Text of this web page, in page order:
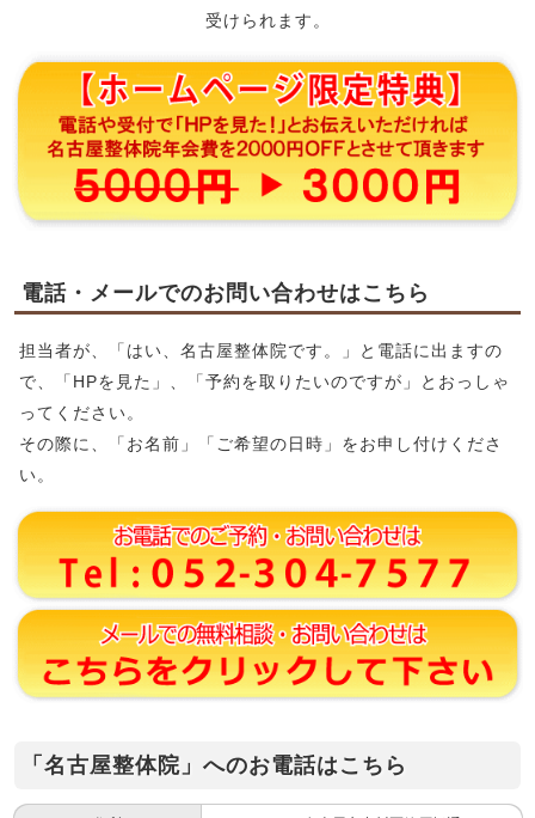
受けられます。
電話・メールでのお問い合わせはこちら
担当者が、「はい、名古屋整体院です。」と電話に出ますの
で、「HPを見た」、「予約を取りたいのですが」とおっしゃ
ってください。
その際に、「お名前」「ご希望の日時」をお申し付けくださ
い。
「名古屋整体院」へのお電話はこちら